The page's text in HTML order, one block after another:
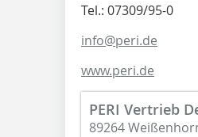
Tel.: 07309/95-0
info@peri.de
www.peri.de
PERI Vertrieb
89264